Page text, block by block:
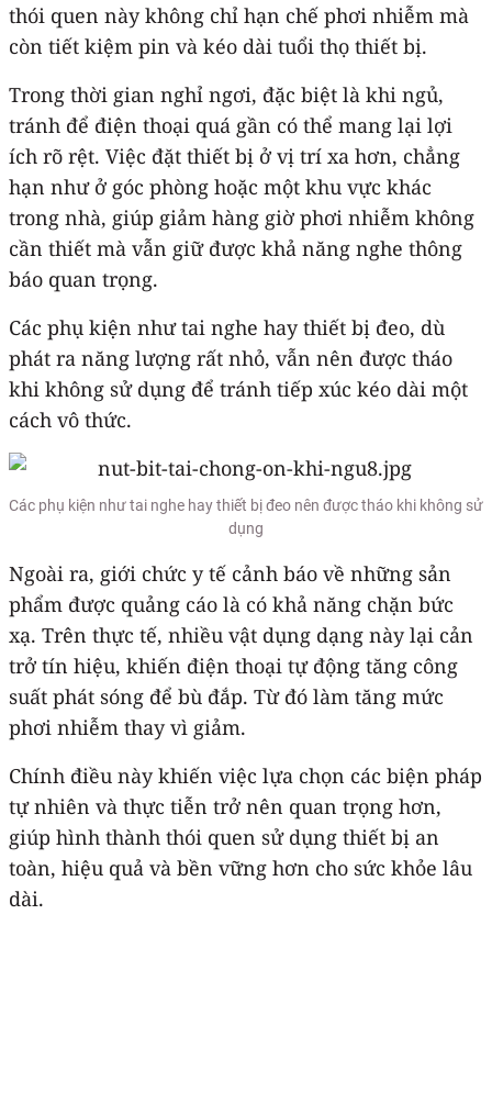
thói quen này không chỉ hạn chế phơi nhiễm mà
còn tiết kiệm pin và kéo dài tuổi thọ thiết bị.
Trong thời gian nghỉ ngơi, đặc biệt là khi ngủ,
tránh để điện thoại quá gần có thể mang lại lợi
ích rõ rệt. Việc đặt thiết bị ở vị trí xa hơn, chẳng
hạn như ở góc phòng hoặc một khu vực khác
trong nhà, giúp giảm hàng giờ phơi nhiễm không
cần thiết mà vẫn giữ được khả năng nghe thông
báo quan trọng.
Các phụ kiện như tai nghe hay thiết bị đeo, dù
phát ra năng lượng rất nhỏ, vẫn nên được tháo
khi không sử dụng để tránh tiếp xúc kéo dài một
cách vô thức.
Các phụ kiện như tai nghe hay thiết bị đeo nên được tháo khi không sử
dụng
Ngoài ra, giới chức y tế cảnh báo về những sản
phẩm được quảng cáo là có khả năng chặn bức
xạ. Trên thực tế, nhiều vật dụng dạng này lại cản
trở tín hiệu, khiến điện thoại tự động tăng công
suất phát sóng để bù đắp. Từ đó làm tăng mức
phơi nhiễm thay vì giảm.
Chính điều này khiến việc lựa chọn các biện pháp
tự nhiên và thực tiễn trở nên quan trọng hơn,
giúp hình thành thói quen sử dụng thiết bị an
toàn, hiệu quả và bền vững hơn cho sức khỏe lâu
dài.